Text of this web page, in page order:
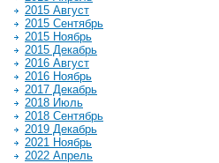
2015 Август
2015 Сентябрь
2015 Ноябрь
2015 Декабрь
2016 Август
2016 Ноябрь
2017 Декабрь
2018 Июль
2018 Сентябрь
2019 Декабрь
2021 Ноябрь
2022 Апрель